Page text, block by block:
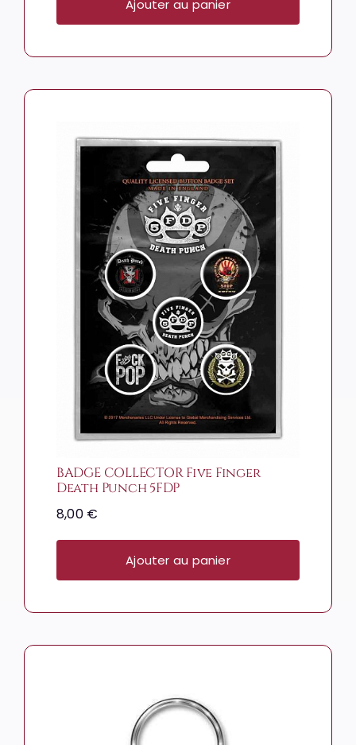
Ajouter au panier
BADGE COLLECTOR Five Finger
Death Punch 5FDP
8,00 €
Ajouter au panier